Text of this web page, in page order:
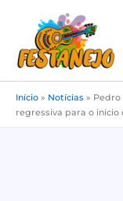
conteúdo
Início » Notícias » Pedro
regressiva para o